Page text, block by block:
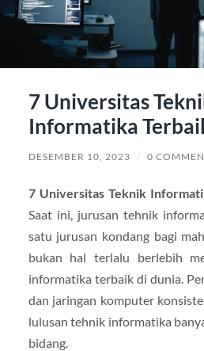
7 Universitas
Informatika
DESEMBER 10, 2023 / 0
7 Universitas Teknik
Saat ini, jurusan tehnik
satu jurusan kondang bagi
bukan hal terlalu berlebih
informatika terbaik di dunia.
dan jaringan komputer
lulusan tehnik informatika
bidang.